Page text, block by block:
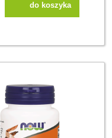
do koszyka